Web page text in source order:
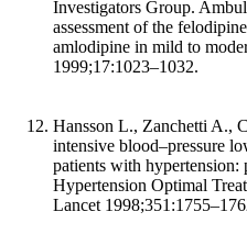
Investigators Group.
assessment of the
amlodipine in mild to
1999;17:1023–1032.
Hansson L., Zanchetti A.,
intensive blood–pressure
patients with hypertension:
Hypertension Optimal
Lancet